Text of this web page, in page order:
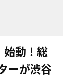
始動！総
ーが渋谷